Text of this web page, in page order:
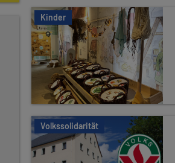
Kinder
Volkssolidarität